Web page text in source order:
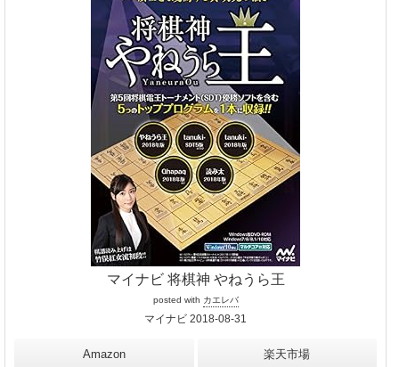
マイナビ 将棋神 やねうら王
posted with カエレバ
マイナビ 2018-08-31
Amazon 楽天市場